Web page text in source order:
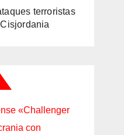
terroristas
«Challenger
con